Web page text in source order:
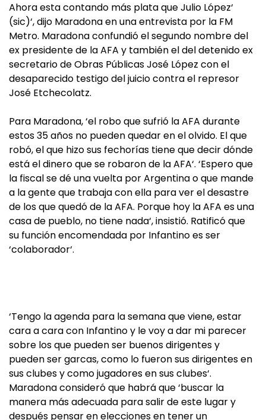
Ahora esta contando más plata que Julio López‘
(sic)‘, dijo Maradona en una entrevista por la FM
Metro. Maradona confundió el segundo nombre del
ex presidente de la AFA y también el del detenido ex
secretario de Obras Públicas José López con el
desaparecido testigo del juicio contra el represor
José Etchecolatz.
Para Maradona, ‘el robo que sufrió la AFA durante
estos 35 años no pueden quedar en el olvido. El que
robó, el que hizo sus fechorías tiene que decir dónde
está el dinero que se robaron de la AFA‘. ‘Espero que
la fiscal se dé una vuelta por Argentina o que mande
a la gente que trabaja con ella para ver el desastre
de los que quedó de la AFA. Porque hoy la AFA es una
casa de pueblo, no tiene nada‘, insistió. Ratificó que
su función encomendada por Infantino es ser
‘colaborador‘.
‘Tengo la agenda para la semana que viene, estar
cara a cara con Infantino y le voy a dar mi parecer
sobre los que pueden ser buenos dirigentes y
pueden ser garcas, como lo fueron sus dirigentes en
sus clubes y como jugadores en sus clubes‘.
Maradona consideró que habrá que ‘buscar la
manera más adecuada para salir de este lugar y
después pensar en elecciones en tener un